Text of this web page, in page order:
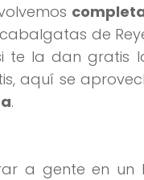
de
te la dan gratis
aquí se
.
a gente en